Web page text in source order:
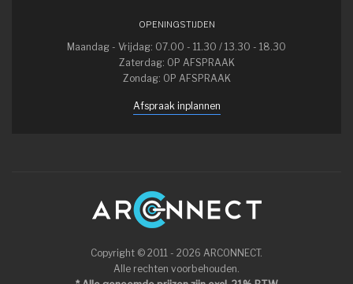
OPENINGSTIJDEN
Maandag - Vrijdag: 07.00 - 11.30 / 13.30 - 18.30
Zaterdag: OP AFSPRAAK
Zondag: OP AFSPRAAK
Afspraak inplannen
Copyright © 2011 - 2026 ARCONNECT.
Alle rechten voorbehouden.